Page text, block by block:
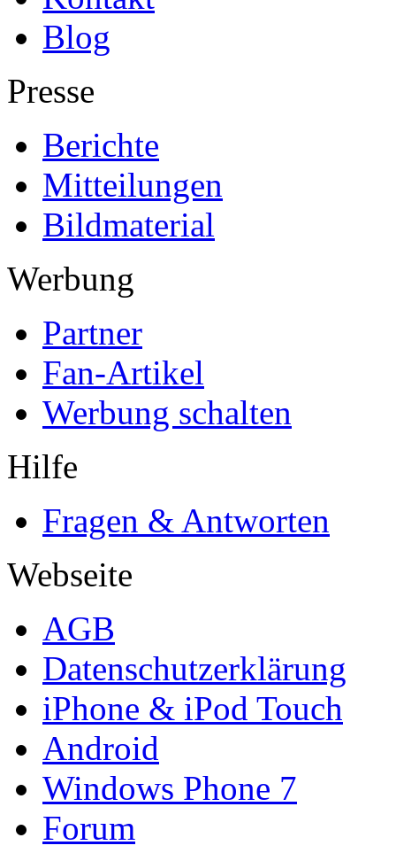
Blog
Presse
Berichte
Mitteilungen
Bildmaterial
Werbung
Partner
Fan-Artikel
Werbung schalten
Hilfe
Fragen & Antworten
Webseite
AGB
Datenschutzerklärung
iPhone & iPod Touch
Android
Windows Phone 7
Forum